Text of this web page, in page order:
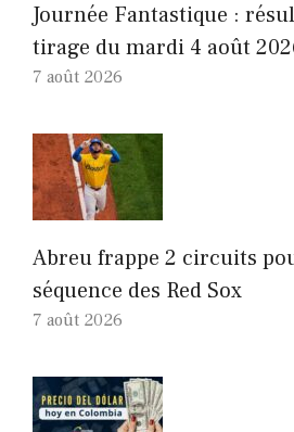
Journée Fantastique :
tirage du mardi 4 août
7 août 2026
Abreu frappe 2 circuits
séquence des Red Sox
7 août 2026